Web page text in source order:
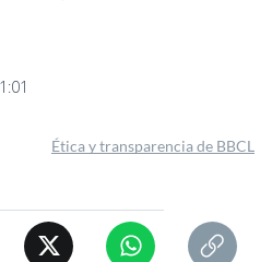
Ética y transparencia de BBCL